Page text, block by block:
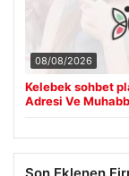
08/08/2026
Kelebek sohbet
Adresi Ve